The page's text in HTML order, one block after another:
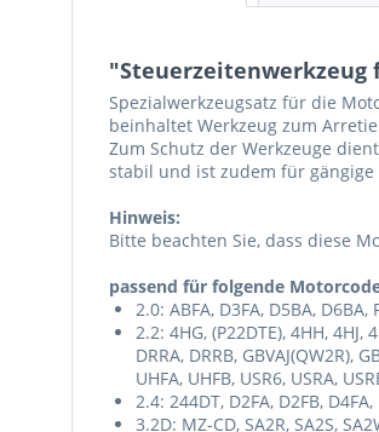
"Steuerzeitenwerkzeug
Spezialwerkzeugsatz für die
beinhaltet Werkzeug zum
Zum Schutz der Werkzeuge
stabil und ist zudem für gängige
Hinweis:
Bitte beachten Sie, dass diese
passend für folgende
2.0: ABFA, D3FA, D5BA, D6BA,
2.2: 4HG, (P22DTE), 4HH, 4HJ,
DRRA, DRRB, GBVAJ(QW2R),
UHFA, UHFB, USR6, USRA,
2.4: 244DT, D2FA, D2FB, D4FA,
3.2D: MZ-CD, SA2R, SA2S,